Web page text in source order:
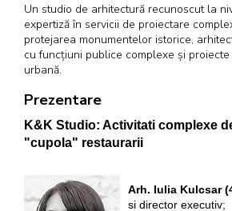
Un studio de arhitectură recunoscut la
expertiză în servicii de proiectare
protejarea monumentelor istorice,
cu funcțiuni publice complexe și
urbană.
Prezentare
K&K Studio: Activitati complexe
"cupola" restaurarii
Arh. Iulia Kulcsar
si director executiv;